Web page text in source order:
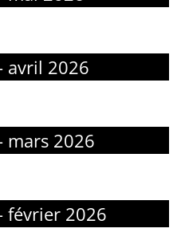
avril 2026
mars 2026
février 2026